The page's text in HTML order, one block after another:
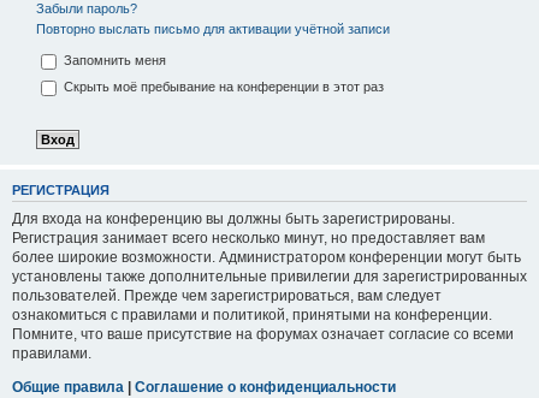
Забыли пароль?
Повторно выслать письмо для активации учётной записи
Запомнить меня
Скрыть моё пребывание на конференции в этот раз
РЕГИСТРАЦИЯ
Для входа на конференцию вы должны быть зарегистрированы.
Регистрация занимает всего несколько минут, но предоставляет вам
более широкие возможности. Администратором конференции могут быть
установлены также дополнительные привилегии для зарегистрированных
пользователей. Прежде чем зарегистрироваться, вам следует
ознакомиться с правилами и политикой, принятыми на конференции.
Помните, что ваше присутствие на форумах означает согласие со всеми
правилами.
Общие правила | Соглашение о конфиденциальности